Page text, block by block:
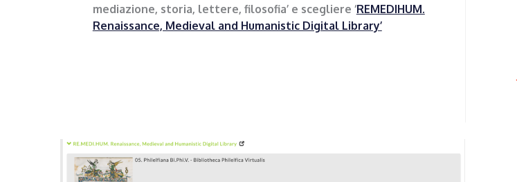
mediazione, storia, lettere, filosofia’ e scegliere ‘REMEDIHUM.
Renaissance, Medieval and Humanistic Digital Library’